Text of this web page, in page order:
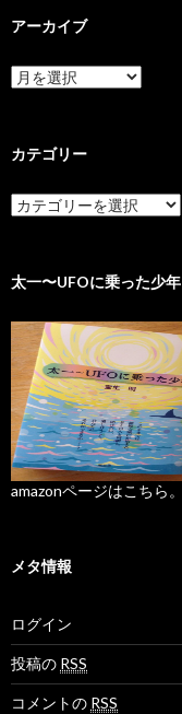
アーカイブ
カテゴリー
太一〜UFOに乗った少年
amazonページはこちら。
メタ情報
ログイン
投稿の RSS
コメントの RSS